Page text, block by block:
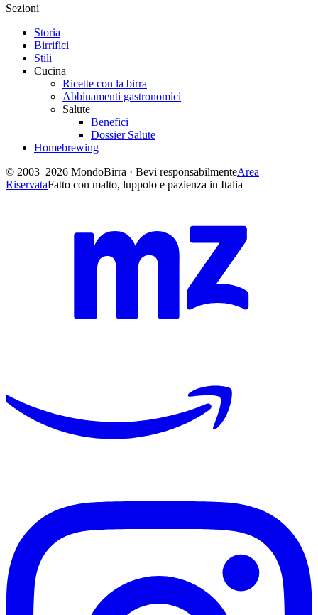
Sezioni
Storia
Birrifici
Stili
Cucina
Ricette con la birra
Abbinamenti gastronomici
Salute
Benefici
Dossier Salute
Homebrewing
© 2003–2026 MondoBirra · Bevi responsabilmenteArea
RiservataFatto con malto, luppolo e pazienza in Italia